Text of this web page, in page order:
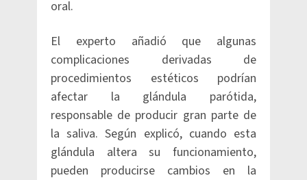
oral.
El experto añadió que algunas
complicaciones derivadas de
procedimientos estéticos podrían
afectar la glándula parótida,
responsable de producir gran parte de
la saliva. Según explicó, cuando esta
glándula altera su funcionamiento,
pueden producirse cambios en la